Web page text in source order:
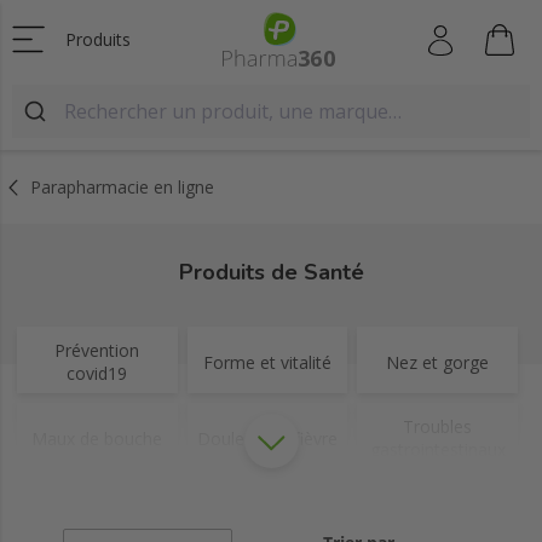
Produits
Parapharmacie en ligne
Produits de Santé
Prévention
covid19
Forme et vitalité Nez et gorge
Douleurs et fièvre
circulation